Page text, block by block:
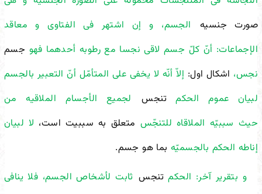
صورت جنسیه
الجسم، و إن اشتهر فی الفتاوى و معاقد
الإجماعات: أنّ کلّ جسم لاقى نجسا مع رطوبه أحدهما فهو جسم
نجس، اشکال اول: إلاّ أنّه لا یخفى على المتأمّل أنّ التعبیر بالجسم
لبیان عموم الحکمتنجس
لجمیع الأجسام الملاقیه من
حیث سببیّه الملاقاه للتنجّس متعلق به سببیت است، لا لبیان
إناطه الحکم بالجسمیّه بما هو جسم.
و بتقریر آخر: الحکمتنجس ثابت لأشخاص الجسم، فلا ینافی